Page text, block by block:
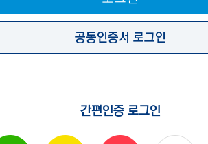
공동인증서 로그인
간편인증 로그인